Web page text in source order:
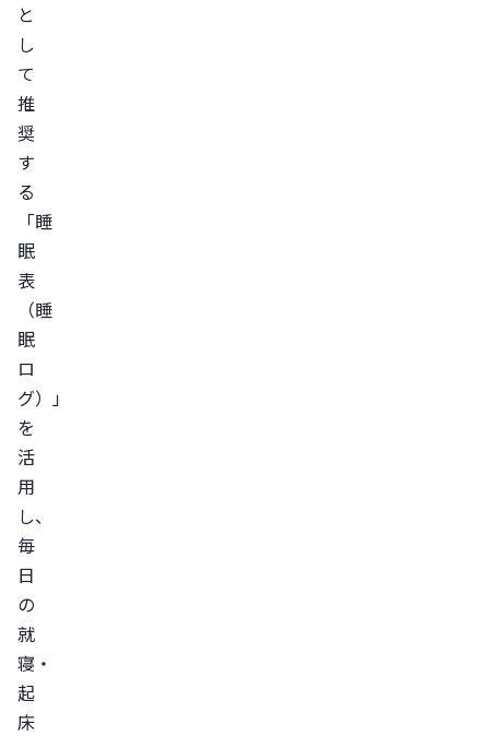
と
し
て
推
奨
す
る
「睡
眠
表
（睡
眠
ロ
グ）」
を
活
用
し、
毎
日
の
就
寝・
起
床